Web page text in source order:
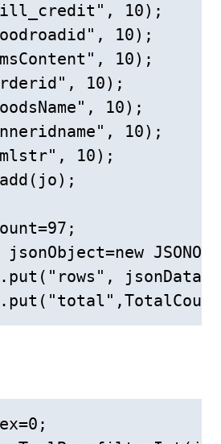
10);
10);
10);
10);
10);
10);
10);
jsonObject=new